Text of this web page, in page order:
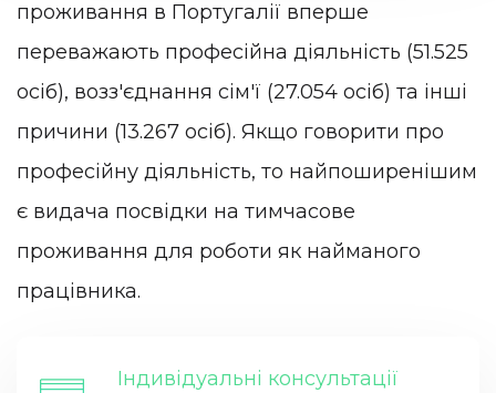
проживання в Португалії вперше
переважають професійна діяльність (51.525
осіб), возз'єднання сім'ї (27.054 осіб) та інші
причини (13.267 осіб). Якщо говорити про
професійну діяльність, то найпоширенішим
є видача посвідки на тимчасове
проживання для роботи як найманого
працівника.
Індивідуальні консультації